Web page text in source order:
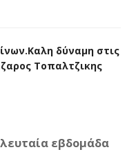
δύναμη στις
Τοπαλτζικης
εβδομάδα